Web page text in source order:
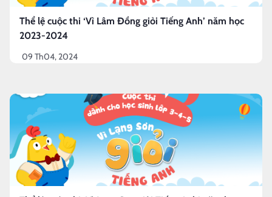
Thể lệ cuộc thi ‘Vì Lâm Đồng giỏi Tiếng Anh’ năm học
2023-2024
09 Th04, 2024